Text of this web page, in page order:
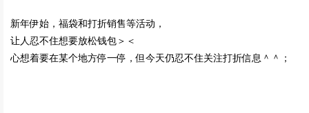
新年伊始，福袋和打折销售等活动，
让人忍不住想要放松钱包＞＜
心想着要在某个地方停一停，但今天仍忍不住关注打折信息＾＾；